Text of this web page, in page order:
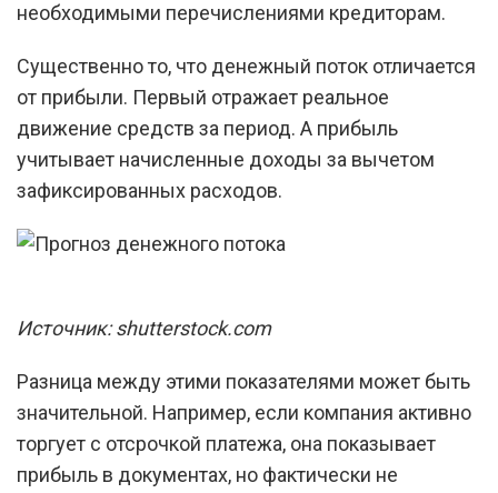
необходимыми перечислениями кредиторам.
Существенно то, что денежный поток отличается
от прибыли. Первый отражает реальное
движение средств за период. А прибыль
учитывает начисленные доходы за вычетом
зафиксированных расходов.
Источник: shutterstock.com
Разница между этими показателями может быть
значительной. Например, если компания активно
торгует с отсрочкой платежа, она показывает
прибыль в документах, но фактически не